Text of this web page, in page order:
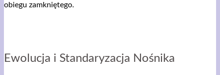
obiegu zamkniętego.
Ewolucja i Standaryzacja Nośnika